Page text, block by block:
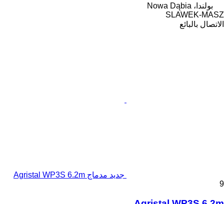
بولندا، Nowa Dąbia
SLAWEK-MASZ
الاتصال بالبائع
جديد مدماج Agristal WP3S 6.2m
9